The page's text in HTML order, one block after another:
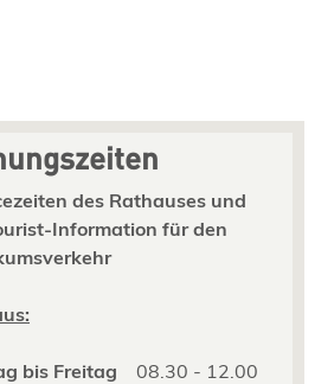
des Rathauses und
Information für den
bis Freitag 08.30 - 12.00